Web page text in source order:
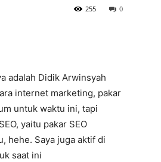
0
255
adalah Didik Arwinsyah
internet marketing, pakar
untuk waktu ini, tapi
yaitu pakar SEO
hehe. Saya juga aktif di
saat ini